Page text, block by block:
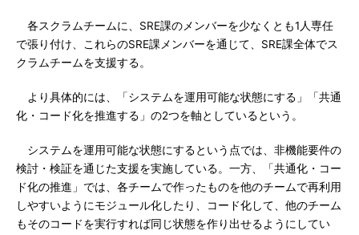
各スクラムチームに、SRE課のメンバーを少なくとも1人専任
で張り付け、これらのSRE課メンバーを通じて、SRE課全体でス
クラムチームを支援する。
より具体的には、「システムを運用可能な状態にする」「共通
化・コード化を推進する」の2つを軸としているという。
システムを運用可能な状態にするという点では、非機能要件の
検討・検証を通じた支援を実施している。一方、「共通化・コー
ド化の推進」では、各チームで作ったものを他のチームで再利用
しやすいようにモジュール化したり、コード化して、他のチーム
もそのコードを実行すれば同じ状態を作り出せるようにしてい